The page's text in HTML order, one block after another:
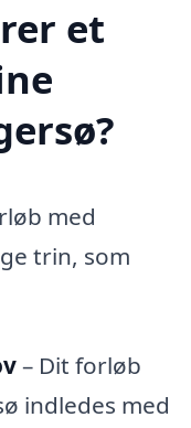
et
med
trin, som
– Dit forløb
indledes med